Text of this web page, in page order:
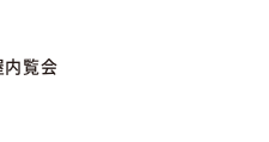
内覧会